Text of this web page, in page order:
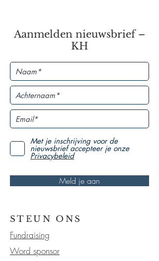
Aanmelden nieuwsbrief –
KH
Met je inschrijving voor de
nieuwsbrief accepteer je onze
Privacybeleid
Meld je aan
STEUN ONS
Fundraising
Word sponsor